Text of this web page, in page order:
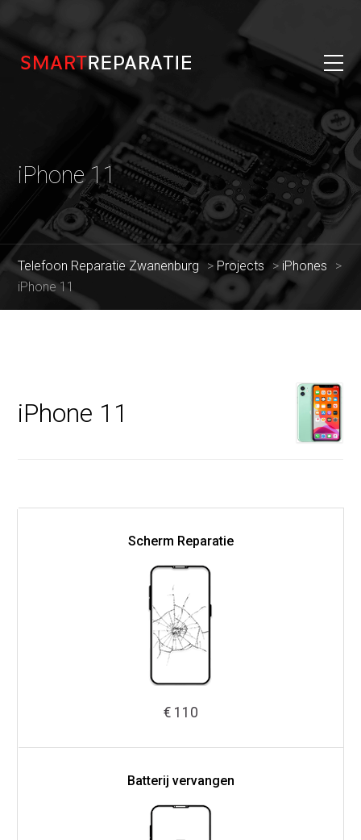
iPhone 11
Telefoon Reparatie Zwanenburg > Projects > iPhones
>
iPhone 11
iPhone 11
Scherm Reparatie
€ 110
Batterij vervangen